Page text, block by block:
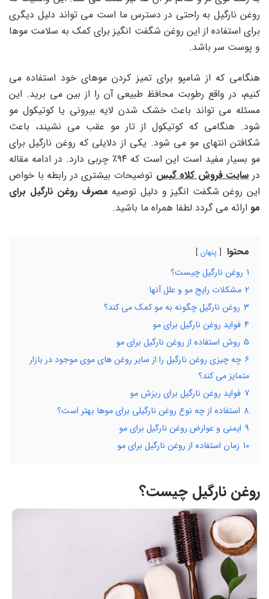
روغن نارگیل به راحتی در دسترس ما است می تواند دلیل دیگری
برای استفاده از این روغن شگفت انگیز برای کمک به سلامت موها
و پوست سر باشد.
هنگامی که از شامپو برای تمیز کردن موهای خود استفاده می
کنیم، در واقع رطوبت محافظ طبیعی آن را از بین می برید. این
مسئله می تواند باعث خشک شدن لایه بیرونی یا کوتیکول مو
شود. هنگامی که کوتیکول از تار مو عقب می نشیند، باعث
شکافتن انتهای مو می شود. یکی از دلایلی که روغن نارگیل برای
مو بسیار مفید است این است که ۹۴٪ چربی دارد. در ادامه مقاله
درسایت فروش کلاه گیس توضیحات بیشتری در رابطه با خواص
این روغن شگفت انگیز و دلیل توصیه مصرف روغن نارگیل برای
مو ارائه می گردد لطفا همراه ما باشید.
محتوا پنهان
1 روغن نارگیل چیست؟
2 مشکلات رایج مو و علل آنها
3 روغن نارگیل چگونه به مو کمک می کند؟
4 فواید روغن نارگیل برای مو
5 روش استفاده از روغن نارگیل برای مو
6 چه چیزی روغن نارگیل را از سایر روغن های موی موجود در بازار
متمایز می کند؟
7 فواید روغن نارگیل برای ریزش مو
8 استفاده از چه نوع روغن نارگیلی برای موها بهتر است؟
9 ایمنی و عوارض روغن نارگیل برای مو
10 زمان استفاده از روغن نارگیل برای مو
روغن نارگیل چیست؟